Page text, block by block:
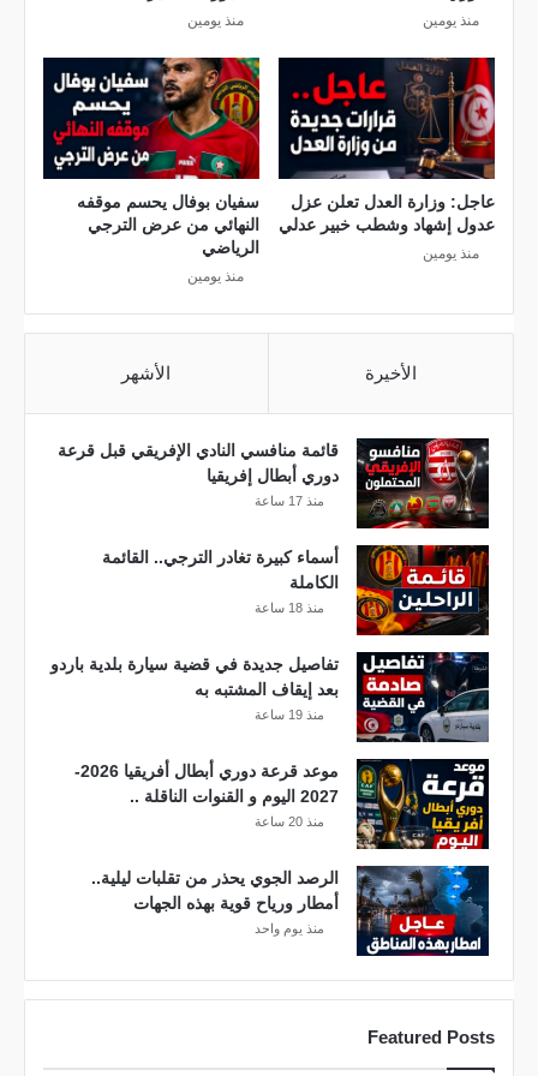
ا
د
ا
ر
ة
منذ يومين منذ يومين
عاجل: وزارة العدل تعلن عزل
عدول إشهاد وشطب خبير عدلي
منذ يومين
سفيان بوفال يحسم موقفه
النهائي من عرض الترجي
الرياضي
منذ يومين
الأخيرة الأشهر
قائمة منافسي النادي الإفريقي قبل قرعة
دوري أبطال إفريقيا
منذ 17 ساعة
أسماء كبيرة تغادر الترجي.. القائمة
الكاملة
منذ 18 ساعة
تفاصيل جديدة في قضية سيارة بلدية باردو
بعد إيقاف المشتبه به
منذ 19 ساعة
موعد قرعة دوري أبطال أفريقيا 2026-
2027 اليوم و القنوات الناقلة ..
منذ 20 ساعة
الرصد الجوي يحذر من تقلبات ليلية..
أمطار ورياح قوية بهذه الجهات
منذ يوم واحد
Featured Posts